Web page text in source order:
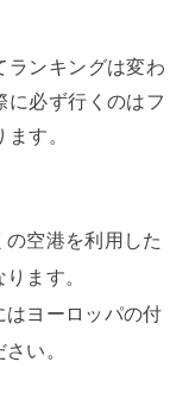
ランキングは変わ
に必ず行くのはフ
す。
空港を利用した
ます。
はヨーロッパの付
い。